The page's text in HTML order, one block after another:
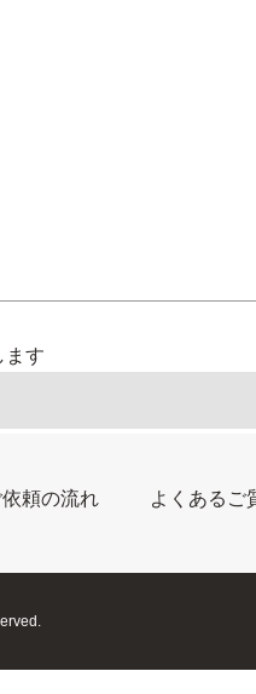
ます
依頼の流れ よくあるご